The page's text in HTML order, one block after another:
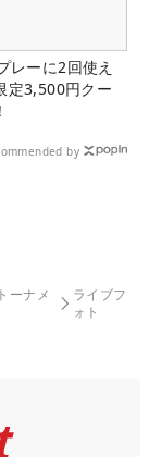
レーに2回使え
定3,500円クー
by
ーナメ
ライブフ
ォト